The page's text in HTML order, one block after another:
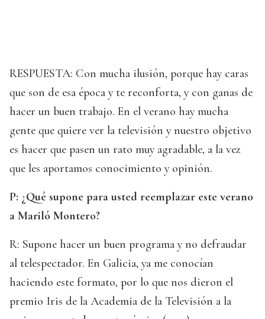
RESPUESTA: Con mucha ilusión, porque hay caras
que son de esa época y te reconforta, y con ganas de
hacer un buen trabajo. En el verano hay mucha
gente que quiere ver la televisión y nuestro objetivo
es hacer que pasen un rato muy agradable, a la vez
que les aportamos conocimiento y opinión.
P: ¿Qué supone para usted reemplazar este verano
a Mariló Montero?
R: Supone hacer un buen programa y no defraudar
al telespectador. En Galicia, ya me conocían
haciendo este formato, por lo que nos dieron el
premio Iris de la Academia de la Televisión a la